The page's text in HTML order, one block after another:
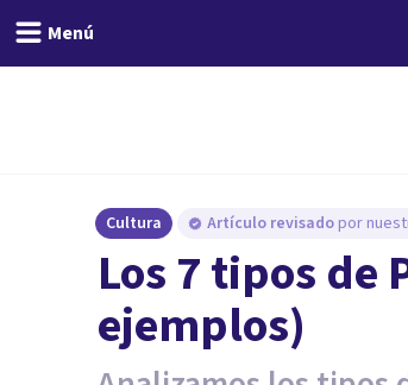
Menú
Cultura Artículo revisado por
Los 7 tipos de
ejemplos)